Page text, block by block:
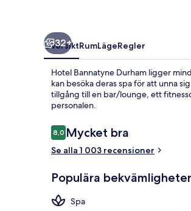
32+
ÖversiktRumLägeRegler
Hotel Bannatyne Durham ligger
kan besöka deras spa för att unna
tillgång till en bar/lounge, ett
personalen.
Recensioner
8,08,0 av 10,
Mycket bra
Se alla 1 003 recensioner
Populära bekvämligheter
Spa